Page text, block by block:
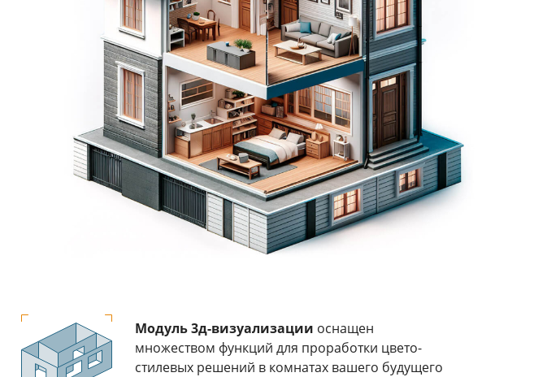
Модуль 3д-визуализации оснащен
множеством функций для проработки цвето-
стилевых решений в комнатах вашего будущего